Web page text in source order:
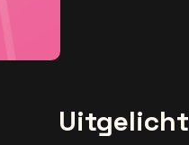
Uitgelicht